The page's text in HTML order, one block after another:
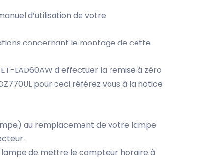
d’utilisation de votre
concernant le montage de cette
LAD60AW d’effectuer la remise à zéro
pour ceci référez vous à la notice
au remplacement de votre lampe
de mettre le compteur horaire à